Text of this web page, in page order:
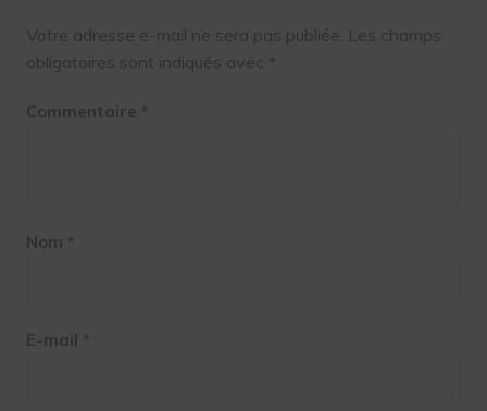
Votre adresse e-mail ne sera pas publiée. Les champs
obligatoires sont indiqués avec *
Commentaire *
Nom *
E-mail *